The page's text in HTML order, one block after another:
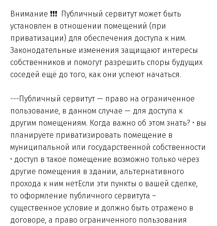
Внимание ❗️❗️❗️ Публичный сервитут может быть
установлен в отношении помещений (при
приватизации) для обеспечения доступа к ним.
Законодательные изменения защищают интересы
собственников и помогут разрешить споры будущих
соседей ещё до того, как они успеют начаться.
---Публичный сервитут — право на ограниченное
пользование, в данном случае — для доступа к
другим помещениям. Когда важно об этом знать? • вы
планируете приватизировать помещение в
муниципальной или государственной собственности
• доступ в такое помещение возможно только через
другие помещения в здании, альтернативного
прохода к ним нетЕсли эти пункты о вашей сделке,
то оформление публичного сервитута –
существенное условие и должно быть отражено в
договоре, а право ограниченного пользования